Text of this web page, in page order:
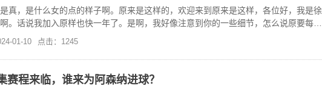
真，是什么女的点的样子啊。原来是这样的，欢迎来到原来是这样，各位好，我是徐
。话说我加入原样也快一年了。是啊，我好像注意到你的一些细节，怎么说原要每一
都一模一样，欢迎来到原来是这样。
01-10 点击：1245
赛程来临，谁来为阿森纳进球？